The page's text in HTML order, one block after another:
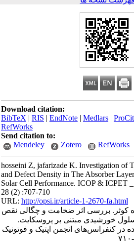
Download citation:
BibTeX|RIS|EndNote|Medlars|
RefWorks
Send citation to:
Mendeley
Zotero RefWorks
hosseini Z, jafarizade K. Investigation
and Defect Density in The Absorber
Solar Cell Performance. ICOP &
28 (2) :707-710
URL:http://opsi.ir/article-1-2670-fa.html
کوثر. بررسی اثر ضخامت و چگالی نقص
خورشیدی مبتنی بر پروسکایت.
در کنفرانس‌های انجمن اپتیک و فوتونیک